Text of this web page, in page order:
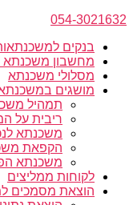
054-3021632
בנקים
מחשבון משכנתא
מסלולי משכנתא
מושגים
תמהיל
ריבית על
משכנתא
הקפאת
משכנתא
לקוחות ממליצים
הוצאת מסמכים